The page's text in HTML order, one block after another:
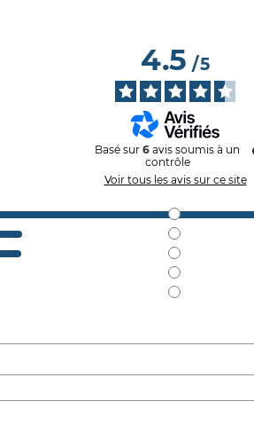
4.5/5
Basé sur 6 avis soumis à un
contrôle
Voir tous les avis sur ce site